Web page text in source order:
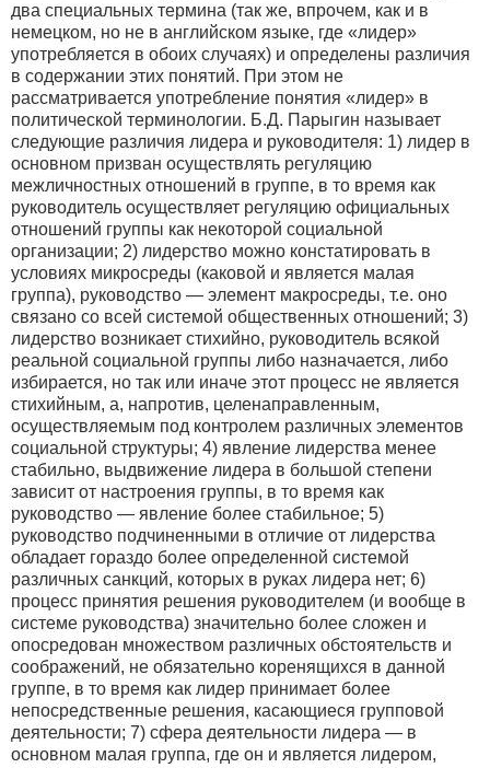
два специальных термина (так же, впрочем, как и в
немецком, но не в английском языке, где «лидер»
употребляется в обоих случаях) и определены различия
в содержании этих понятий. При этом не
рассматривается употребление понятия «лидер» в
политической терминологии. Б.Д. Парыгин называет
следующие различия лидера и руководителя: 1) лидер в
основном призван осуществлять регуляцию
межличностных отношений в группе, в то время как
руководитель осуществляет регуляцию официальных
отношений группы как некоторой социальной
организации; 2) лидерство можно констатировать в
условиях микросреды (каковой и является малая
группа), руководство — элемент макросреды, т.е. оно
связано со всей системой общественных отношений; 3)
лидерство возникает стихийно, руководитель всякой
реальной социальной группы либо назначается, либо
избирается, но так или иначе этот процесс не является
стихийным, а, напротив, целенаправленным,
осуществляемым под контролем различных элементов
социальной структуры; 4) явление лидерства менее
стабильно, выдвижение лидера в большой степени
зависит от настроения группы, в то время как
руководство — явление более стабильное; 5)
руководство подчиненными в отличие от лидерства
обладает гораздо более определенной системой
различных санкций, которых в руках лидера нет; 6)
процесс принятия решения руководителем (и вообще в
системе руководства) значительно более сложен и
опосредован множеством различных обстоятельств и
соображений, не обязательно коренящихся в данной
группе, в то время как лидер принимает более
непосредственные решения, касающиеся групповой
деятельности; 7) сфера деятельности лидера — в
основном малая группа, где он и является лидером,